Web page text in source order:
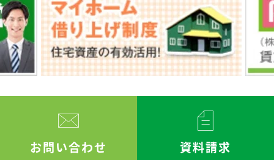
お問い合わせ 資料請求